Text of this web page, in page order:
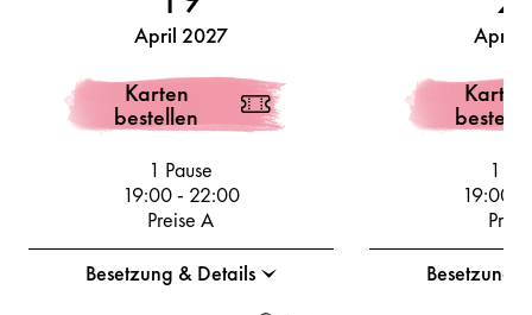
April 2027
Karten
bestellen
1 Pause
19:00- 22:00
Preise A
Besetzung & Details
April
Karten
1
19:00
Besetzung